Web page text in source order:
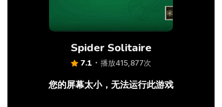
Spider Solitaire
7.1 播放415,877次
您的屏幕太小，无法运行此游戏